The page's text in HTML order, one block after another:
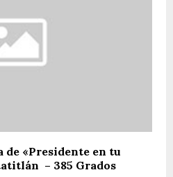
«Presidente en tu
– 385 Grados